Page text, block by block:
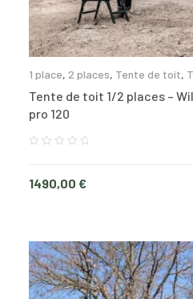
1 place, 2 places, Tente de toit,
Tente de toit 1/2 places –
pro 120
1490,00 €